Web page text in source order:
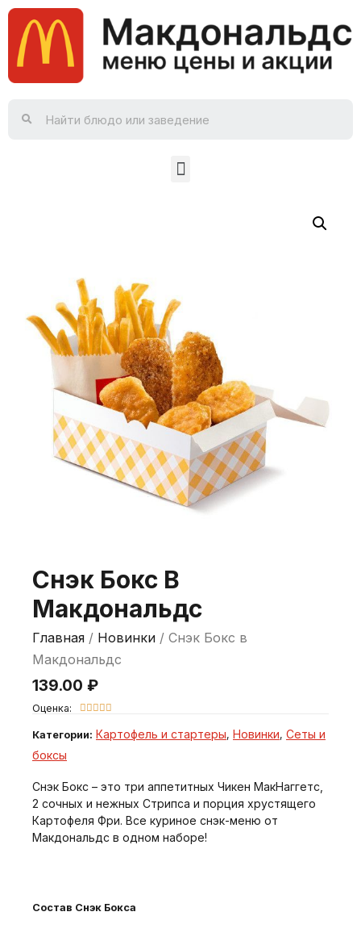
Снэк Бокс В
Макдональдс
Главная / Новинки / Снэк Бокс в
Макдональдс
139.00 ₽
Оценка: 
Категории: Картофель и стартеры, Новинки, Сеты и
боксы
Снэк Бокс – это три аппетитных Чикен МакНаггетс,
2 сочных и нежных Стрипса и порция хрустящего
Картофеля Фри. Все куриное снэк-меню от
Макдональдс в одном наборе!
Состав Снэк Бокса